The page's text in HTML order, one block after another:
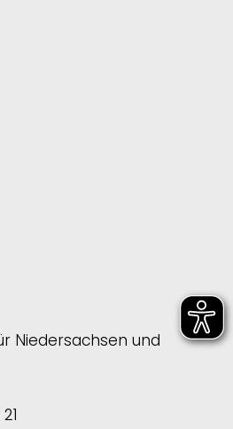
Niedersachsen und